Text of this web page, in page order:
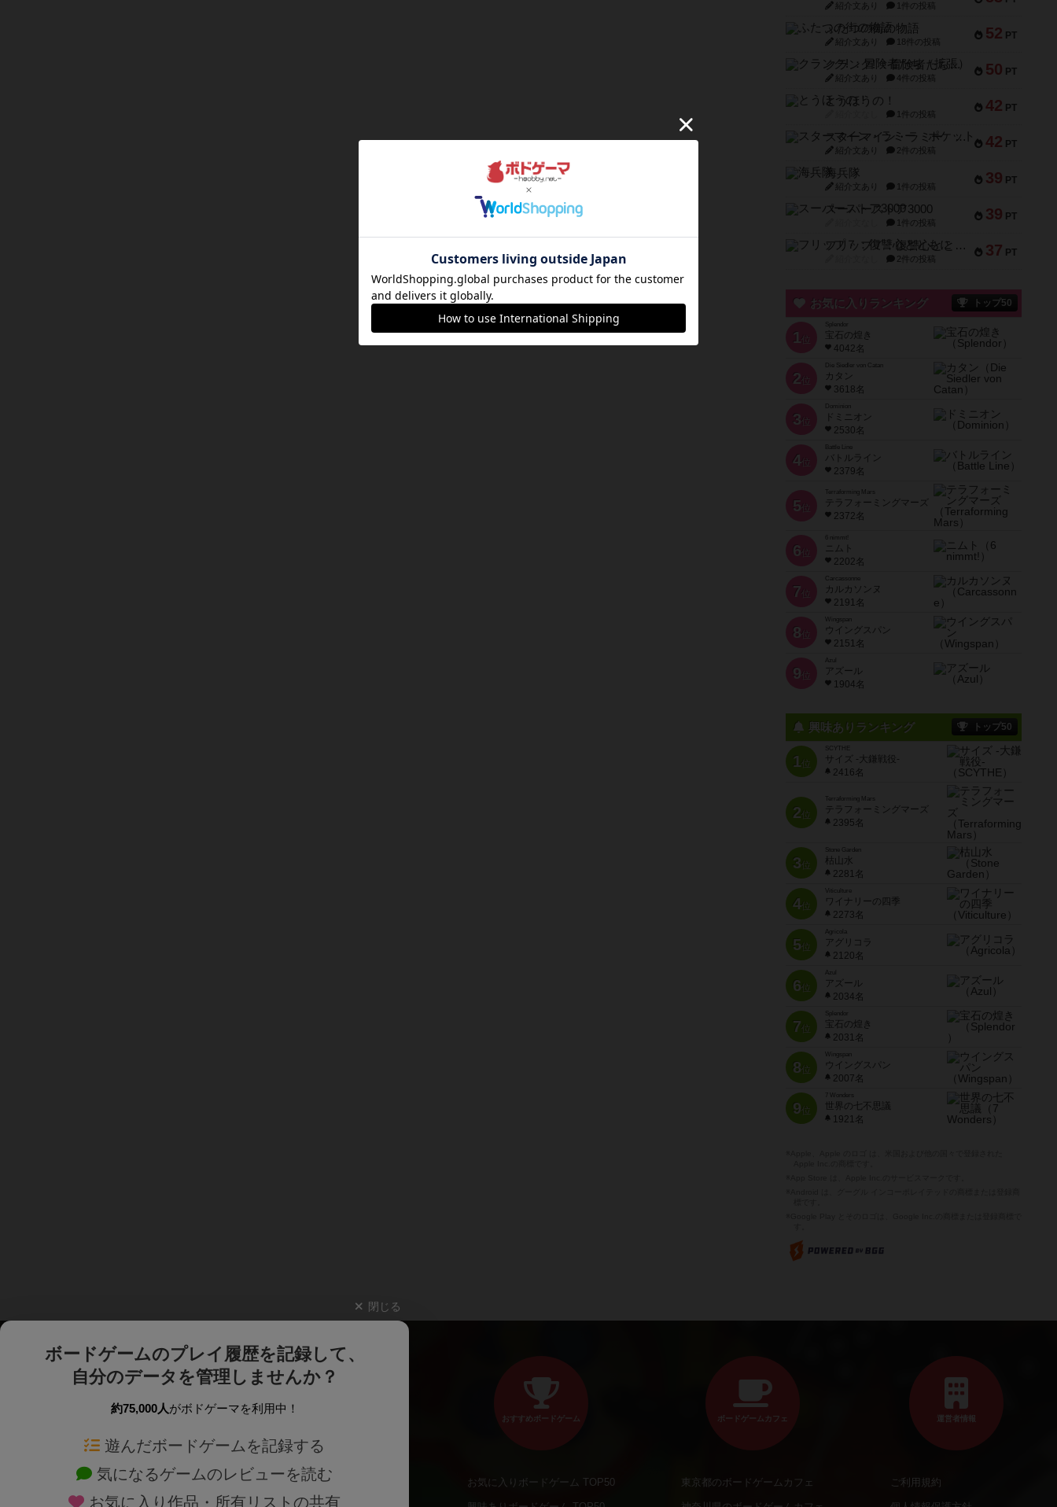
紹介文あり 1件の投稿
52 PT
ふたつの街の物語
紹介文あり 18件の投稿
50 PT
クランク! ：冒険者たち（拡張）
紹介文あり 4件の投稿
42 PT
とうほうの！
1件の投稿
42 PT
スターマイン・ラミー ポケット
紹介文あり 2件の投稿
39 PT
海兵隊
紹介文あり 1件の投稿
39 PT
スーパーストア3000
1件の投稿
37 PT
フリップ７：復讐心とともに
2件の投稿
お気に入りランキング トップ50
1 位
宝石の煌き
4042名
2 位
Die Siedler von Catan
カタン
3618名
3 位
ドミニオン
2530名
4位
Battle Line
バトルライン
2379名
5 位
Terraforming Mars
テラフォーミングマーズ
2372名
6 位
ニムト
2202名
7 位
Carcassonne
カルカソンヌ
2191名
8 位
Wingspan
ウイングスパン
2151名
9 位
Azul
アズール
1904名
興味ありランキング トップ50
1位
SCYTHE
サイズ -大鎌戦役-
2416名
2位
Terraforming Mars
テラフォーミングマーズ
2395名
3位
Stone Garden
枯山水
2281名
4位
Viticulture
ワイナリーの四季
2273名
5位
Agricola
アグリコラ
2120名
6位
Azul
アズール
2034名
7位
宝石の煌き
2031名
8位
Wingspan
ウイングスパン
2007名
9位
7 Wonders
世界の七不思議
1921名
閉じる
ボードゲームのプレイ履歴を記録して、
自分のデータを管理しませんか？
約75,000人がボドゲーマを利用中！
遊んだボードゲームを記録する
気になるゲームのレビューを読む
お気に入り作品・所有リストの共有
ボードゲームを検索する 新作・再入荷情報
おすすめボードゲーム
お気に入りボードゲーム TOP50
ボードゲームカフェ
東京都のボードゲームカフェ
運営者情報
ご利用規約